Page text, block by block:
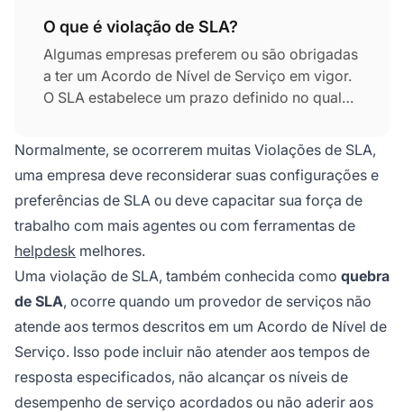
O que é violação de SLA?
Algumas empresas preferem ou são obrigadas
a ter um Acordo de Nível de Serviço em vigor.
O SLA estabelece um prazo definido no qual
chamadas devem ser atendidos. Se não forem
respondidos ou atendidos dentro do prazo
especificado, ocorre uma Violação de SLA.
Normalmente, se ocorrerem muitas Violações de SLA,
uma empresa deve reconsiderar suas configurações e
preferências de SLA ou deve capacitar sua força de
trabalho com mais agentes ou com ferramentas de
helpdesk melhores.
Uma violação de SLA, também conhecida como quebra
de SLA, ocorre quando um provedor de serviços não
atende aos termos descritos em um Acordo de Nível de
Serviço. Isso pode incluir não atender aos tempos de
resposta especificados, não alcançar os níveis de
desempenho de serviço acordados ou não aderir aos